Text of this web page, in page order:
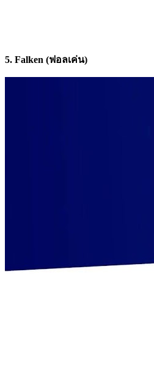
5. Falken (ฟอลเค่น)